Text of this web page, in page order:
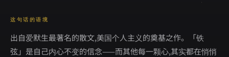
这句话的语境
出自爱默生最著名的散文,美国个人主义的奠基之作。「铁
弦」是自己内心不变的信念——而其他每一颗心,其实都在悄悄